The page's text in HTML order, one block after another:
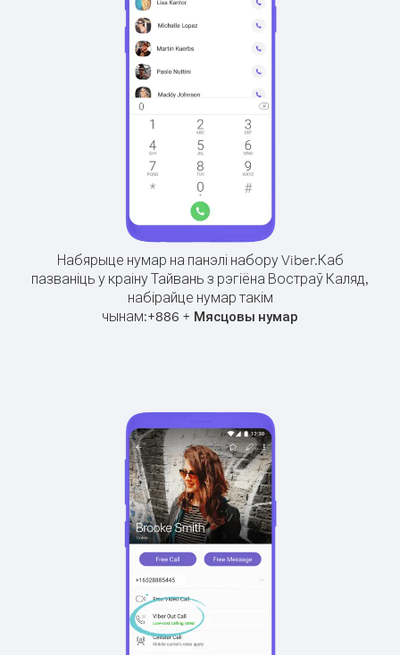
Набярыце нумар на панэлі набору Viber.Каб
пазваніць у краіну Тайвань з рэгіёна Востраў Каляд,
набірайце нумар такім
чынам:+886 + Мясцовы нумар